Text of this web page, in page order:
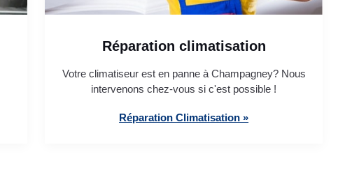
Réparation climatisation
Votre climatiseur est en panne à Champagney? Nous
intervenons chez-vous si c'est possible !
Réparation Climatisation »